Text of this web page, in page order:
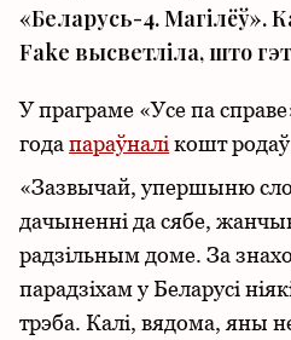
«Беларусь-4. Магілёў».
Fake высветліла, што
У праграме «Усе па
годапараўналі кошт родаў
«Зазвычай, упершыню
дачыненні да сябе,
радзільным доме. За
парадзіхам у Беларусі
трэба. Калі, вядома, яны